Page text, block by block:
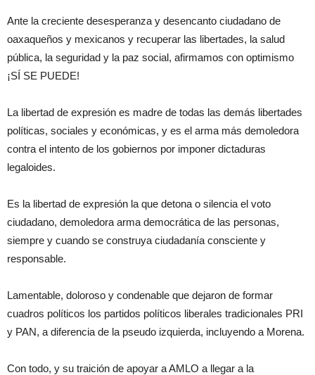
Ante la creciente desesperanza y desencanto ciudadano de
oaxaqueños y mexicanos y recuperar las libertades, la salud
pública, la seguridad y la paz social, afirmamos con optimismo
¡SÍ SE PUEDE!
La libertad de expresión es madre de todas las demás libertades
políticas, sociales y económicas, y es el arma más demoledora
contra el intento de los gobiernos por imponer dictaduras
legaloides.
Es la libertad de expresión la que detona o silencia el voto
ciudadano, demoledora arma democrática de las personas,
siempre y cuando se construya ciudadanía consciente y
responsable.
Lamentable, doloroso y condenable que dejaron de formar
cuadros políticos los partidos políticos liberales tradicionales PRI
y PAN, a diferencia de la pseudo izquierda, incluyendo a Morena.
Con todo, y su traición de apoyar a AMLO a llegar a la